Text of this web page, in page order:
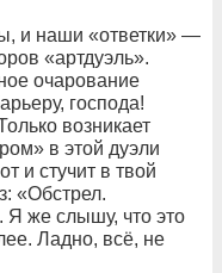
и наши «ответки» —
«артдуэль».
очарование
господа!
возникает
в этой дуэли
и стучит в твой
«Обстрел.
Я же слышу, что это
Ладно, всё, не